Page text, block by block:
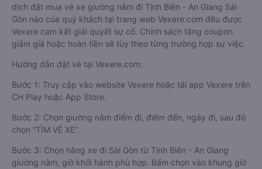
dịch đặt mua vé xe giường nằm đi Tịnh Biên - An Giang Sài
Gòn nào của quý khách tại trang web Vexere.com đều được
Vexere cam kết giải quyết sự cố. Chính sách tặng coupon
giảm giá hoặc hoàn tiền sẽ tùy theo từng trường hợp sự việc.
Hướng dẫn đặt vé tại Vexere.com:
Bước 1: Truy cập vào website Vexere hoặc tải app Vexere trên
CH Play hoặc App Store.
Bước 2: Chọn giường nằm điểm đi, điểm đến, ngày đi, sau đó
chọn “TÌM VÉ XE”.
Bước 3: Chọn hãng xe đi Sài Gòn từ Tịnh Biên - An Giang
giường nằm, giờ khởi hành phù hợp. Bấm chọn vào khung giờ